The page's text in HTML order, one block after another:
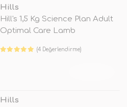
Hills
Hill's 1,5 Kg Science Plan Adult
Optimal Care Lamb
(4 Değerlendirme)
Hills